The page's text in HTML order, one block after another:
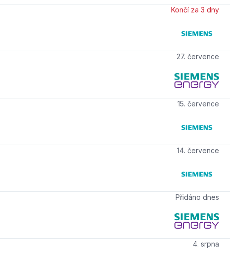
Končí za 3 dny
27. července
15. července
14. července
Přidáno dnes
4. srpna